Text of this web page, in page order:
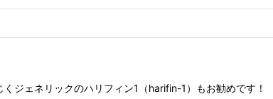
ジェネリックのハリフィン1（harifin-1）もお勧めです！